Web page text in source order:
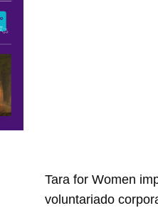
Tara for Women
voluntariado